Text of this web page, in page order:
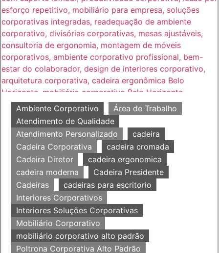
Ambiente Corporativo
Área de Trabalho
Atendimento de Qualidade
Atendimento Personalizado
cadeira
Cadeira Corporativa
cadeira cromada
Cadeira Diretor
cadeira ergonomica
cadeira moderna
Cadeira Presidente
Cadeiras
cadeiras para escritorio
Interiores Corporativos
Interiores Soluções Corporativas
Mobiliário Corporativo
mobiliário corporativo alto padrão
Poltrona Corporativa Alto Padrão